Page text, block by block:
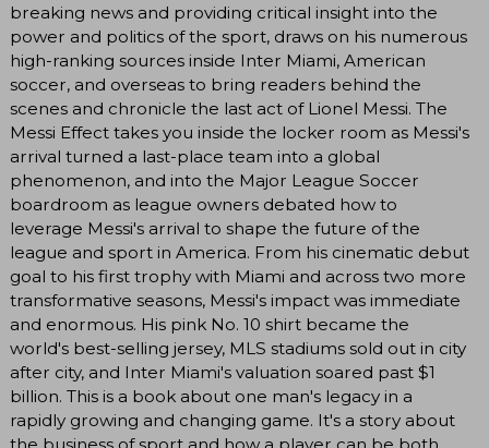
breaking news and providing critical insight into the
power and politics of the sport, draws on his numerous
high-ranking sources inside Inter Miami, American
soccer, and overseas to bring readers behind the
scenes and chronicle the last act of Lionel Messi. The
Messi Effect takes you inside the locker room as Messi's
arrival turned a last-place team into a global
phenomenon, and into the Major League Soccer
boardroom as league owners debated how to
leverage Messi's arrival to shape the future of the
league and sport in America. From his cinematic debut
goal to his first trophy with Miami and across two more
transformative seasons, Messi's impact was immediate
and enormous. His pink No. 10 shirt became the
world's best-selling jersey, MLS stadiums sold out in city
after city, and Inter Miami's valuation soared past $1
billion. This is a book about one man's legacy in a
rapidly growing and changing game. It's a story about